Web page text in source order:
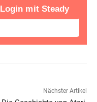
Login mit Steady
Nächster Artikel